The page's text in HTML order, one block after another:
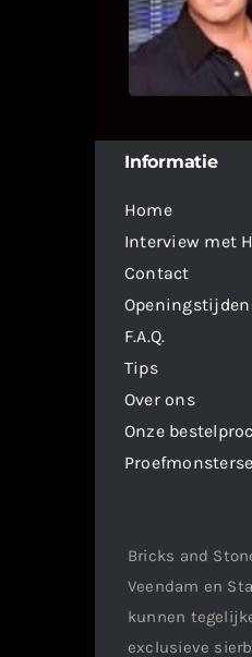
Informatie
Home
Interview met
Contact
Openingstijden
F.A.Q.
Tips
Over ons
Onze
Bricks and
Veendam en
kunnen
exclusieve